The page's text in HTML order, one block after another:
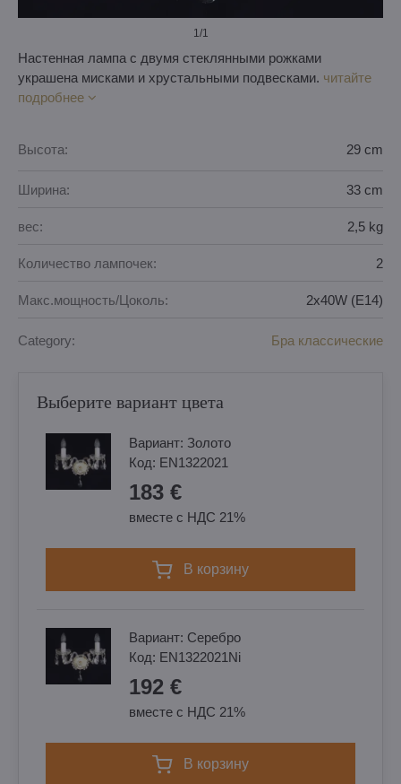
1/1
Настенная лампа с двумя стеклянными рожками
украшена мисками и хрустальными подвесками. читайте
подробнее
Высота: 29 cm
Ширина: 33 cm
вес: 2,5 kg
Количество лампочек: 2
Макс.мощность/Цоколь: 2x40W (E14)
Category: Бра классические
Выберите вариант цвета
Вариант: Золотo
Код: EN1322021
183 €
вместе с НДС 21%
в корзину
Вариант: Cеребро
Код: EN1322021Ni
192 €
вместе с НДС 21%
в корзину